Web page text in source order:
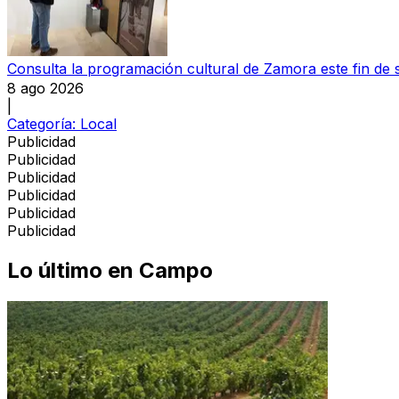
Consulta la programación cultural de Zamora este fin de
8 ago 2026
Categoría: Local
Publicidad
Publicidad
Publicidad
Publicidad
Publicidad
Publicidad
Lo último en Campo